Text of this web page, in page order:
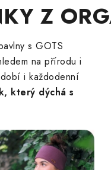
Z
s GOTS
na přírodu i
i každodenní
který dýchá s